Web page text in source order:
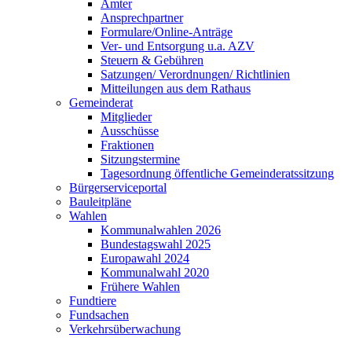
Ämter
Ansprechpartner
Formulare/Online-Anträge
Ver- und Entsorgung u.a. AZV
Steuern & Gebühren
Satzungen/ Verordnungen/ Richtlinien
Mitteilungen aus dem Rathaus
Gemeinderat
Mitglieder
Ausschüsse
Fraktionen
Sitzungstermine
Tagesordnung öffentliche Gemeinderatssitzung
Bürgerserviceportal
Bauleitpläne
Wahlen
Kommunalwahlen 2026
Bundestagswahl 2025
Europawahl 2024
Kommunalwahl 2020
Frühere Wahlen
Fundtiere
Fundsachen
Verkehrsüberwachung